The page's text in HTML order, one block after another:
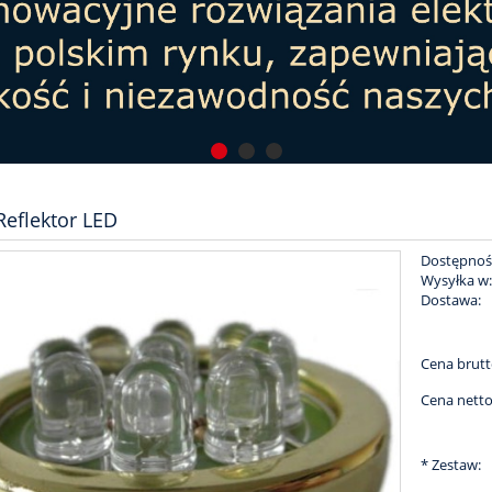
LED
Wysyłka w:
Dostawa:
płatności
Cena
Cena
*Zestaw: